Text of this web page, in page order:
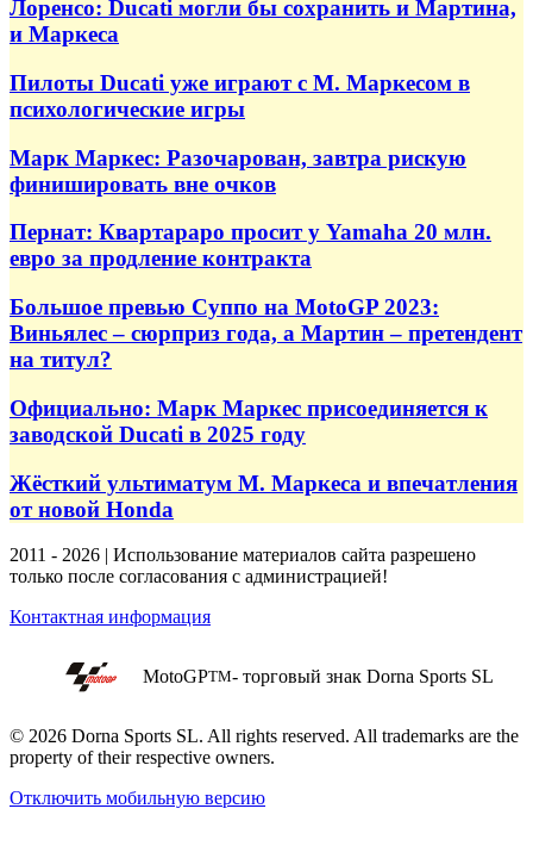
Лоренсо: Ducati могли бы сохранить и Мартина,
и Маркеса
Пилоты Ducati уже играют с М. Маркесом в
психологические игры
Марк Маркес: Разочарован, завтра рискую
финишировать вне очков
Пернат: Квартараро просит у Yamaha 20 млн.
евро за продление контракта
Большое превью Суппо на MotoGP 2023:
Виньялес – сюрприз года, а Мартин – претендент
на титул?
Официально: Марк Маркес присоединяется к
заводской Ducati в 2025 году
Жёсткий ультиматум М. Маркеса и впечатления
от новой Honda
2011 - 2026 | Использование материалов сайта разрешено
только после согласования с администрацией!
Контактная информация
MotoGPTM- торговый знак Dorna Sports SL
© 2026 Dorna Sports SL. All rights reserved. All trademarks are the
property of their respective owners.
Отключить мобильную версию